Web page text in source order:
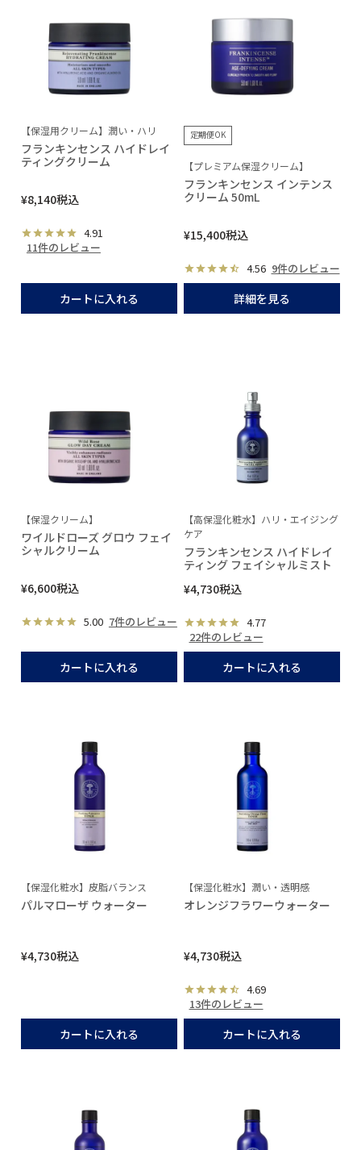
【保湿用クリーム】潤い・ハリ
フランキンセンス ハイドレイ
ティングクリーム
¥8,140税込
4.91
11件のレビュー
カートに入れる
定期便OK
【プレミアム保湿クリーム】
フランキンセンス インテンス
クリーム 50mL
¥15,400税込
4.56 9件のレビュー
詳細を見る
【保湿クリーム】
ワイルドローズ グロウ フェイ
シャルクリーム
¥6,600税込
5.00 7件のレビュー
カートに入れる
【高保湿化粧水】ハリ・エイジング
ケア
フランキンセンス ハイドレイ
ティング フェイシャルミスト
¥4,730税込
4.77
22件のレビュー
カートに入れる
【保湿化粧水】皮脂バランス
パルマローザ ウォーター
¥4,730税込
カートに入れる
【保湿化粧水】潤い・透明感
オレンジフラワーウォーター
¥4,730税込
4.69
13件のレビュー
カートに入れる